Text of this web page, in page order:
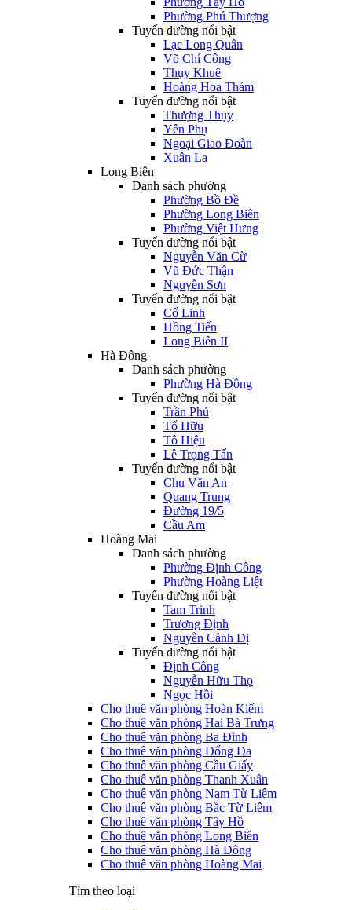
Phường Phú Thượng
Tuyến đường nổi bật
Lạc Long Quân
Võ Chí Công
Thụy Khuê
Hoàng Hoa Thám
Tuyến đường nổi bật
Thượng Thụy
Yên Phụ
Ngoại Giao Đoàn
Xuân La
Long Biên
Danh sách phường
Phường Bồ Đề
Phường Long Biên
Phường Việt Hưng
Tuyến đường nổi bật
Nguyễn Văn Cừ
Vũ Đức Thận
Nguyễn Sơn
Tuyến đường nổi bật
Cổ Linh
Hồng Tiến
Long Biên II
Hà Đông
Danh sách phường
Phường Hà Đông
Tuyến đường nổi bật
Trần Phú
Tố Hữu
Tô Hiệu
Lê Trọng Tấn
Tuyến đường nổi bật
Chu Văn An
Quang Trung
Đường 19/5
Cầu Am
Hoàng Mai
Danh sách phường
Phường Định Công
Phường Hoàng Liệt
Tuyến đường nổi bật
Tam Trinh
Trương Định
Nguyễn Cảnh Dị
Tuyến đường nổi bật
Định Công
Nguyễn Hữu Thọ
Ngọc Hồi
Cho thuê văn phòng Hoàn Kiếm
Cho thuê văn phòng Hai Bà Trưng
Cho thuê văn phòng Ba Đình
Cho thuê văn phòng Đống Đa
Cho thuê văn phòng Cầu Giấy
Cho thuê văn phòng Thanh Xuân
Cho thuê văn phòng Nam Từ Liêm
Cho thuê văn phòng Bắc Từ Liêm
Cho thuê văn phòng Tây Hồ
Cho thuê văn phòng Long Biên
Cho thuê văn phòng Hà Đông
Cho thuê văn phòng Hoàng Mai
Tìm theo loại